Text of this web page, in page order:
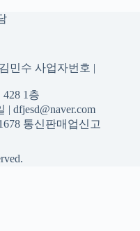
민수 사업자번호 |
1층
dfjesd@naver.com
통신판매업신고